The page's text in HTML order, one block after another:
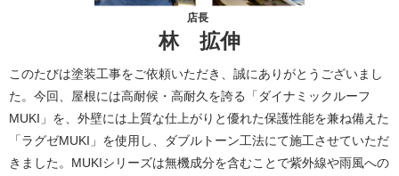
店長
林 拡伸
このたびは塗装工事をご依頼いただき、誠にありがとうございまし
た。今回、屋根には高耐候・高耐久を誇る「ダイナミックルーフ
MUKI」を、外壁には上質な仕上がりと優れた保護性能を兼ね備えた
「ラグゼMUKI」を使用し、ダブルトーン工法にて施工させていただ
きました。MUKIシリーズは無機成分を含むことで紫外線や雨風への